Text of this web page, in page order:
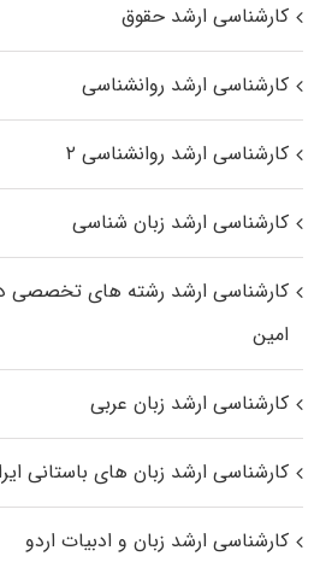
کارشناسی ارشد حقوق
کارشناسی ارشد روانشناسی
کارشناسی ارشد روانشناسی ۲
کارشناسی ارشد زبان شناسی
کارشناسی ارشد رﺷﺘﻪ ﻫﺎی تخصصی
اﻣﻴﻦ
کارشناسی ارشد زبان عربی
کارشناسی ارشد زبان‌ های باستانی
کارشناسی ارشد زبان و ادبیات اردو